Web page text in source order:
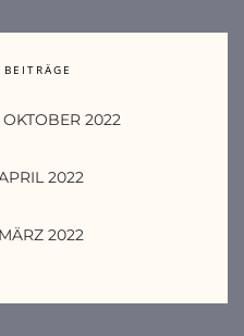
2022
2022
2022